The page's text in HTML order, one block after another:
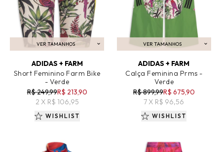
VER TAMANHOS
ADICIONAR AO CARRINHO
ADIDAS + FARM
Short Feminino Farm Bike
- Verde
R$ 249,99R$ 213,90
2 X R$ 106,95
WISHLIST
VER TAMANHOS
ADICIONAR AO CARRINHO
ADIDAS + FARM
Calça Feminina Prms -
Verde
R$ 899,99R$ 675,90
7 X R$ 96,56
WISHLIST